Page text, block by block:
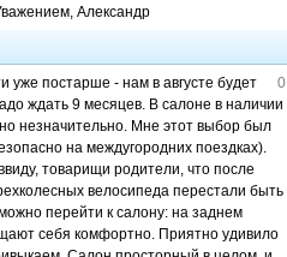
Александр
0
уже постарше - нам в августе будет
ждать 9 месяцев. В салоне в наличии
незначительно. Мне этот выбор был
на междугородних поездках).
товарищи родители, что после
велосипеда перестали быть
перейти к салону: на заднем
себя комфортно. Приятно удивило